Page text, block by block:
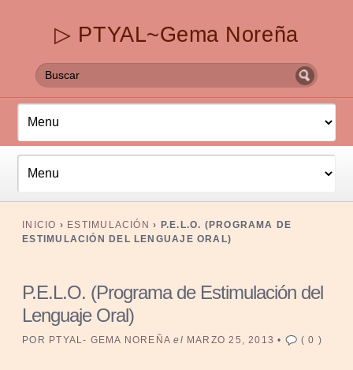
▷ PTYAL~Gema Noreña
INICIO › ESTIMULACIÓN › P.E.L.O. (PROGRAMA DE
ESTIMULACIÓN DEL LENGUAJE ORAL)
P.E.L.O. (Programa de Estimulación del
Lenguaje Oral)
POR PTYAL- GEMA NOREÑA el MARZO 25, 2013 • (0 )